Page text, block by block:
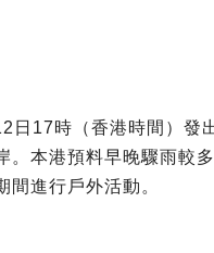
日17時（香港時間）發
。本港預料早晚驟雨較
間進行戶外活動。